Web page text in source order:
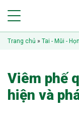
Trang chủ » Tai - Mũi -
Viêm phế
hiện và